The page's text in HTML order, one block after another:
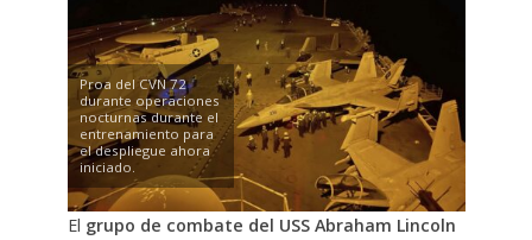
Proa del CVN 72
durante operaciones
nocturnas durante el
entrenamiento para
el despliegue ahora
iniciado.
El grupo de combate del USS Abraham Lincoln